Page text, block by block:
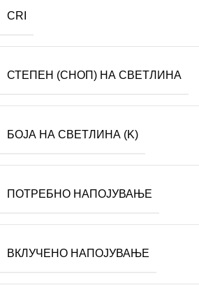
CRI
СТЕПЕН (СНОП) НА СВЕТЛИНА
БОЈА НА СВЕТЛИНА (K)
ПОТРЕБНО НАПОЈУВАЊЕ
ВКЛУЧЕНО НАПОЈУВАЊЕ